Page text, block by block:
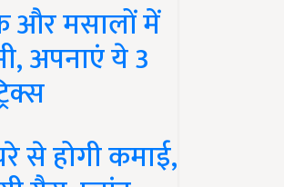
और मसालों में
अपनाएं ये 3
से होगी कमाई,